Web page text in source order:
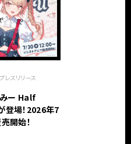
プレスリリース
みー Half
場！2026年7
開始！